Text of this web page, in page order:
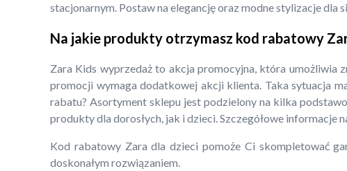
stacjonarnym. Postaw na elegancję oraz modne stylizacje dla
Na jakie produkty otrzymasz kod rabatowy
Zara Kids wyprzedaż to akcja promocyjna, która umożliwia
promocji wymaga dodatkowej akcji klienta. Taka sytuacja
rabatu? Asortyment sklepu jest podzielony na kilka
produkty dla dorosłych, jak i dzieci. Szczegółowe informacje
Kod rabatowy Zara dla dzieci pomoże Ci skompletować
doskonałym rozwiązaniem.